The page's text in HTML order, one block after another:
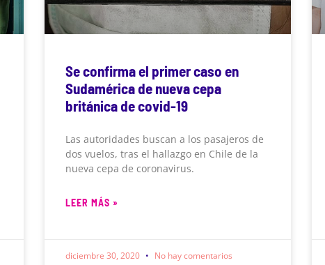
Se confirma el primer caso en
Sudamérica de nueva cepa
británica de covid-19
Las autoridades buscan a los pasajeros de
dos vuelos, tras el hallazgo en Chile de la
nueva cepa de coronavirus.
LEER MÁS »
diciembre 30, 2020 No hay comentarios